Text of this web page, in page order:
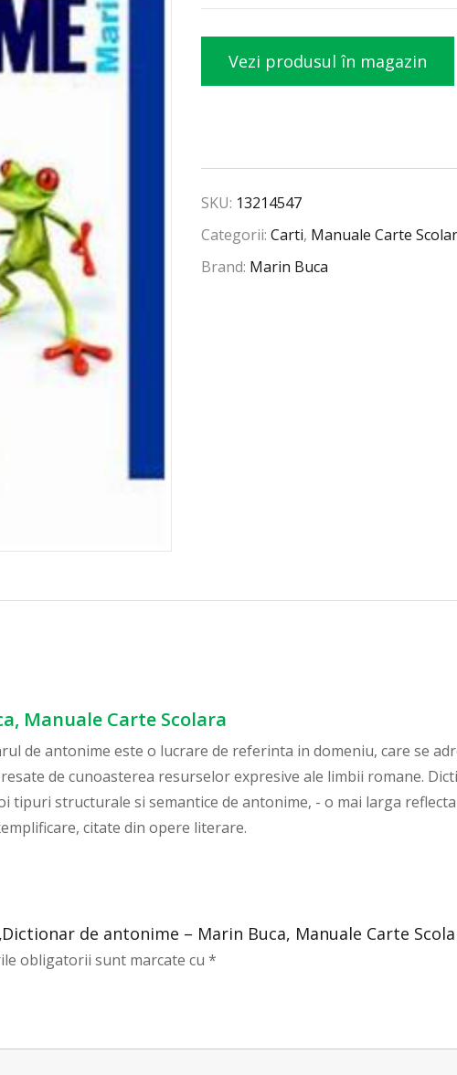
Vezi produsul în magazin
SKU: 13214547
Categorii:Carti, Manuale Carte
Brand: Marin Buca
Manuale Carte Scolara
de antonime este o lucrare de referinta in domeniu, care se
de cunoasterea resurselor expresive ale limbii romane.
tipuri structurale si semantice de antonime, - o mai larga
citate din opere literare.
de antonime – Marin Buca, Manuale Carte
obligatorii sunt marcate cu*